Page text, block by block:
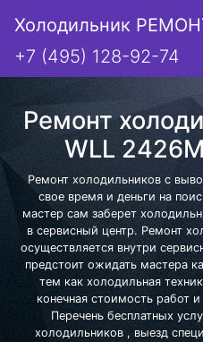
Холодильник
+7 (495) 128-92-74
Ремонт
WLL
Ремонт холодильников с
свое время и деньги на
мастер сам заберет
в сервисный центр. Ремонт
осуществляется внутри
предстоит ожидать мастера
тем как холодильная
конечная стоимость работ
Перечень бесплатных
холодильников , выезд